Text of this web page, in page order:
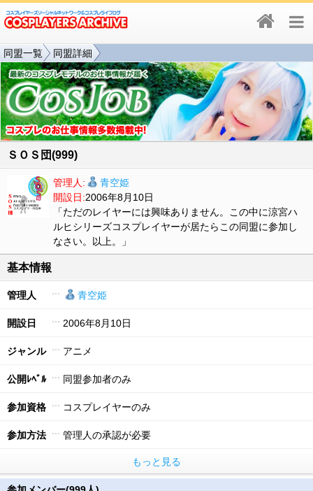
同盟一覧 同盟詳細
ＳＯＳ団(999)
管理人:
青空姫
開設日:2006年8月10日
「ただのレイヤーには興味ありません。この中に涼宮ハ
ルヒシリーズコスプレイヤーが居たらこの同盟に参加し
なさい。以上。」
基本情報
管理人 青空姫
開設日 2006年8月10日
ジャンル アニメ
公開ﾚﾍﾞﾙ 同盟参加者のみ
参加資格 コスプレイヤーのみ
参加方法 管理人の承認が必要
もっと見る